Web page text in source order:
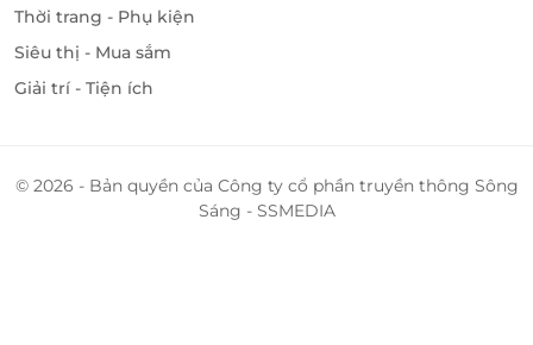
Thời trang - Phụ kiện
Siêu thị - Mua sắm
Giải trí - Tiện ích
© 2026 - Bản quyền của Công ty cổ phần truyền thông Sông
Sáng - SSMEDIA